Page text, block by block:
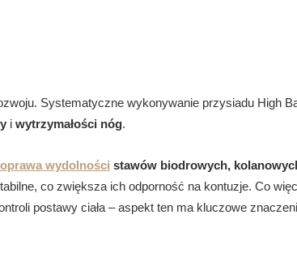
Systematyczne wykonywanie przysiadu High
i wytrzymałości nóg.
wydolności stawów biodrowych,
co zwiększa ich odporność na kontuzje. Co
postawy ciała – aspekt ten ma kluczowe